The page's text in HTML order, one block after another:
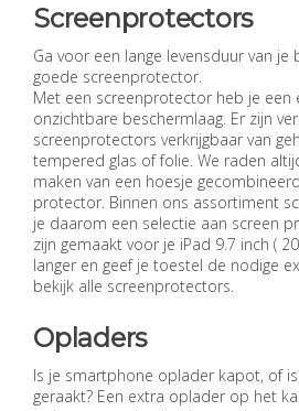
Screenprotectors
Ga voor een lange levensduur van
goede screenprotector.
Met een screenprotector heb je een
onzichtbare beschermlaag. Er zijn
screenprotectors verkrijgbaar van
tempered glas of folie. We raden
maken van een hoesje
protector. Binnen ons assortiment
je daarom een selectie aan screen
zijn gemaakt voor je iPad 9.7 inch (
langer en geef je toestel de nodige
bekijk alle screenprotectors.
Opladers
Is je smartphone oplader kapot, of
geraakt? Een extra oplader op het